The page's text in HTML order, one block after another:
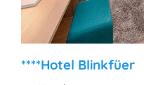
****Hotel Blinkfüer